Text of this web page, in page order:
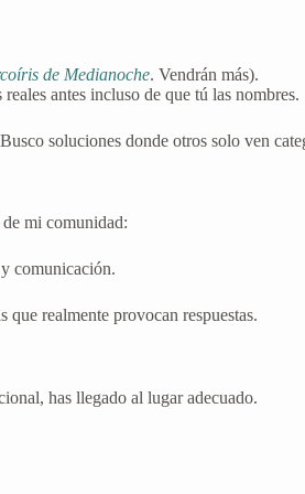
de Medianoche. Vendrán más).
antes incluso de que tú las nombres.
soluciones donde otros solo ven
mi comunidad:
comunicación.
que realmente provocan respuestas.
has llegado al lugar adecuado.